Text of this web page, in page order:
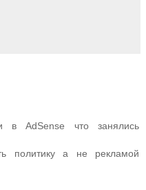
в AdSense что занялись
политику а не рекламой